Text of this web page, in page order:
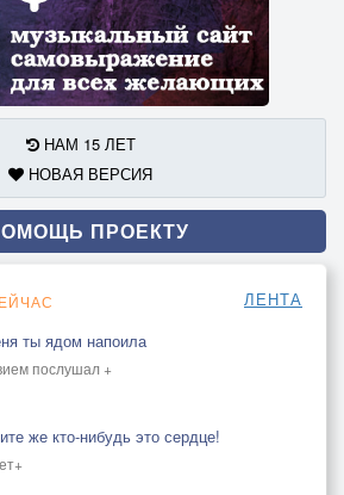
НАМ 15 ЛЕТ
НОВАЯ ВЕРСИЯ
ПРОЕКТУ
ЛЕНТА
ты ядом напоила
послушал +
же кто-нибудь это сердце!